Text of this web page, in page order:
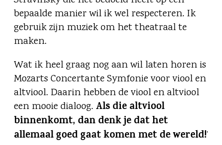
bepaalde manier wil ik wel respecteren. Ik
gebruik zijn muziek om het theatraal te
maken.
Wat ik heel graag nog aan wil laten horen is
Mozarts Concertante Symfonie voor viool en
altviool. Daarin hebben de viool en altviool
een mooie dialoog. Als die altviool
binnenkomt, dan denk je dat het
allemaal goed gaat komen met de wereld!’